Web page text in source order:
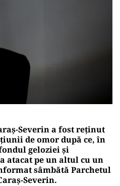
Severin a fost reţinut
de omor după ce, în
geloziei şi
atacat pe un altul cu un
sâmbătă Parchetul
Severin.